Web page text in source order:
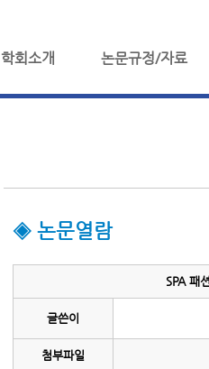
학회소개 논문규정/자료
◈ 논문열람
SPA 패
글쓴이
첨부파일